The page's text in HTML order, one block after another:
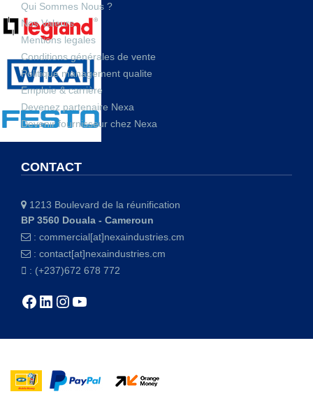
Qui Sommes Nous ?
Nos Valeurs
Mentions legales
Conditions générales de vente
Politique management qualite
Emploie & carrière
Devenez partenaire Nexa
Devenir fournisseur chez Nexa
CONTACT
1213 Boulevard de la réunification
BP 3560 Douala - Cameroun
: commercial[at]nexaindustries.cm
: contact[at]nexaindustries.cm
: (+237)672 678 772
Facebook
LinkedIn
Instagram
YouTube